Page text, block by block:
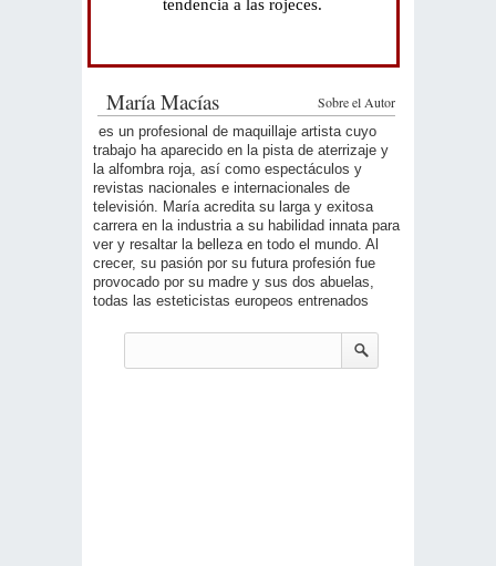
tendencia a las rojeces.
Sobre el Autor
María Macías
es un profesional de maquillaje artista cuyo
trabajo ha aparecido en la pista de aterrizaje y
la alfombra roja, así como espectáculos y
revistas nacionales e internacionales de
televisión. María acredita su larga y exitosa
carrera en la industria a su habilidad innata para
ver y resaltar la belleza en todo el mundo. Al
crecer, su pasión por su futura profesión fue
provocado por su madre y sus dos abuelas,
todas las esteticistas europeos entrenados